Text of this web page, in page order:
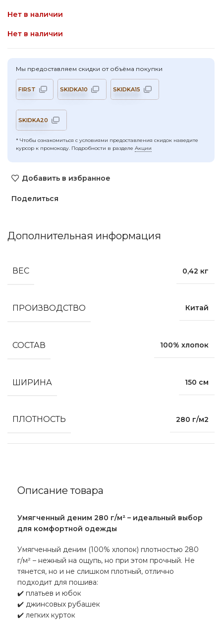
Нет в наличии
Нет в наличии
Мы предоставляем скидки от объёма покупки
FIRST SKIDKA10 SKIDKA15
SKIDKA20
* Чтобы ознакомиться с условиями предоставления скидок наведите
курсор к промокоду. Подробности в разделе Акции
Добавить в избранное
Поделиться
Описание товара
Умягченный деним 280 г/м² – идеальный выбор
для комфортной одежды
Умягченный деним (100% хлопок) плотностью 280
г/м² – нежный на ощупь, но при этом прочный. Не
тянется, но и не слишком плотный, отлично
подходит для пошива:
✔️ платьев и юбок
✔️ джинсовых рубашек
✔️ легких курток
Дополнительная информация
ВЕС 0,42 кг
ПРОИЗВОДСТВО Китай
СОСТАВ 100% хлопок
ШИРИНА 150 см
ПЛОТНОСТЬ 280 г/м2